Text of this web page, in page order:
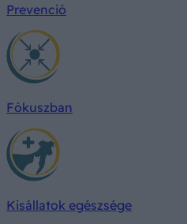
Prevenció
Fókuszban
Kisállatok egészsége